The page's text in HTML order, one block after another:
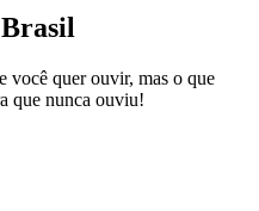
você quer ouvir, mas o que
que nunca ouviu!